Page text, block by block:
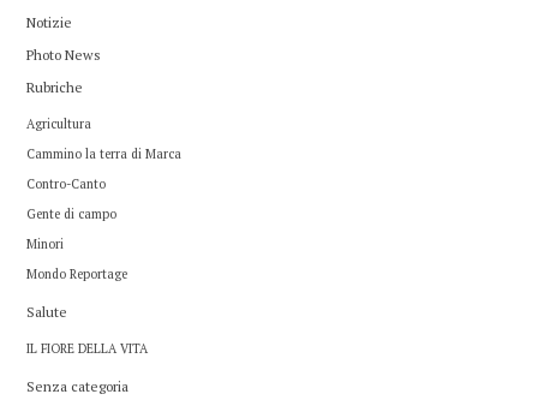
Notizie
Photo News
Rubriche
Agricultura
Cammino la terra di Marca
Contro-Canto
Gente di campo
Minori
Mondo Reportage
Salute
IL FIORE DELLA VITA
Senza categoria